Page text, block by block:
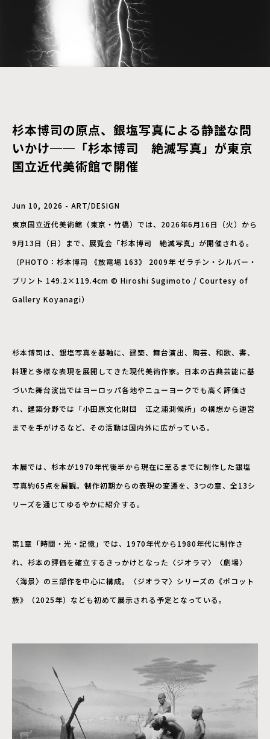
杉本博司の原点、銀塩写真による静謐な問
いかけ──「杉本博司 絶滅写真」が東京
国立近代美術館で開催
Jun 10, 2026 - ART/DESIGN
東京国立近代美術館（東京・竹橋）では、2026年6月16日（火）から
9月13日（日）まで、展覧会「杉本博司 絶滅写真」が開催される。
（PHOTO：杉本博司 《放電場 163》 2009年 ゼラチン・シルバー・
プリント 149.2×119.4cm © Hiroshi Sugimoto / Courtesy of
Gallery Koyanagi）
杉本博司は、銀塩写真を基軸に、建築、舞台演出、陶芸、和歌、書、
料理と多様な表現を展開してきた現代美術作家。日本の古典芸能に基
づいた舞台演出ではヨーロッパ各地やニューヨークでも高く評価さ
れ、建築分野では「小田原文化財団 江之浦測候所」の構想から運営
までを手がけるなど、その活動は国内外に広がっている。
本展では、杉本が1970年代後半から現在に至るまでに制作した銀塩
写真約65点を展観。制作初期からの表現の変遷を、3つの章、全13シ
リーズを通じてゆるやかに紹介する。
第1章「時間・光・記憶」では、1970年代から1980年代に制作さ
れ、杉本の評価を確立するきっかけとなった〈ジオラマ〉〈劇場〉
〈海景〉の三部作を中心に構成。〈ジオラマ〉シリーズの《ポコット
族》（2025年）なども初めて展示される予定となっている。